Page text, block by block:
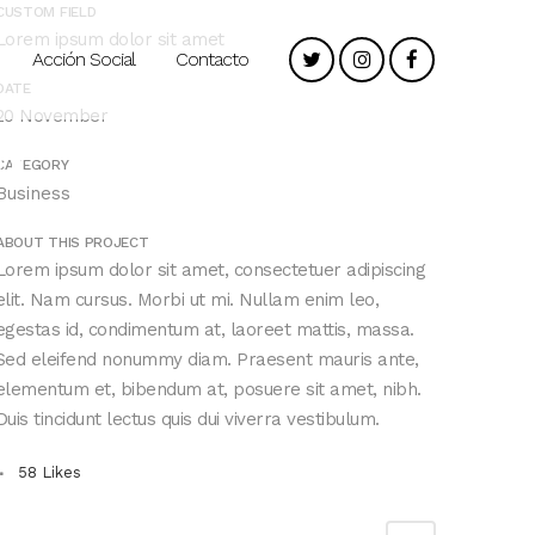
Acción Social Contacto
FIELD
ipsum dolor sit amet
November
CATEGORY
THIS PROJECT
ipsum dolor sit amet, consectetuer adipiscing
Nam cursus. Morbi ut mi. Nullam enim leo,
id, condimentum at, laoreet mattis, massa.
eleifend nonummy diam. Praesent mauris ante,
et, bibendum at, posuere sit amet, nibh.
tincidunt lectus quis dui viverra vestibulum.
58 Likes